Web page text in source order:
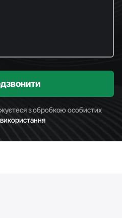
з обробкою особистих